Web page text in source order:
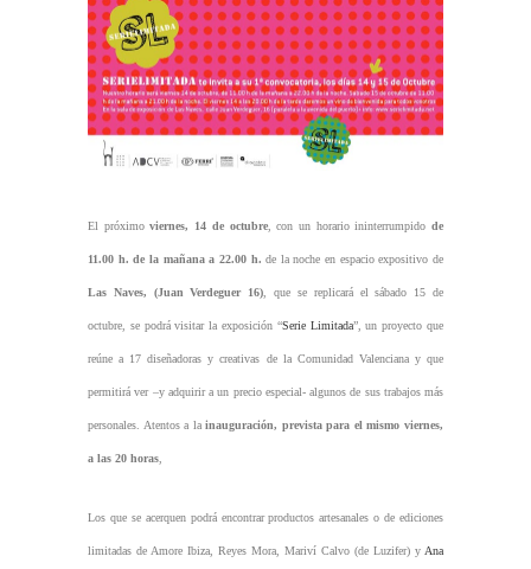
El próximoviernes, 14 de octubre, con un horario ininterrumpidode
11.00 h. de la mañana a 22.00 h. de la noche en espacio expositivo de
Las Naves, (Juan Verdeguer 16), que se replicará el sábado 15 de
octubre, se podrá visitar la exposición “Serie Limitada”, un proyecto que
reúne a 17 diseñadoras y creativas de la Comunidad Valenciana y que
permitirá ver –y adquirir a un precio especial- algunos de sus trabajos más
personales. Atentos a lainauguración, prevista para el mismo viernes,
a las 20 horas,
Los que se acerquen podrá encontrar productos artesanales o de ediciones
limitadas de Amore Ibiza, Reyes Mora, Mariví Calvo (de Luzifer) y Ana